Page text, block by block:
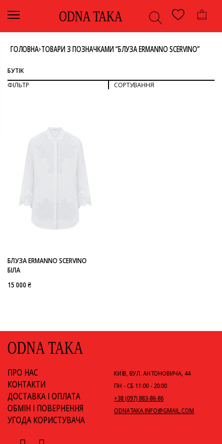
ODNA TAKA
ГОЛОВНА›ТОВАРИ З ПОЗНАЧКАМИ “БЛУЗА ERMANNO SCERVINO”
БУТІК
ФІЛЬТР
СОРТУВАННЯ
БЛУЗА
ВЕРХ
ОДЯГ
КОЛІР
БІЛИЙ
БРЕНД
СОРТУВАТИ ЗА ЦІНОЮ: ВІД ВИЩОЇ ДО НИЖЧОЇ
БЛУЗА ERMANNO SCERVINO
БІЛА
15 000 ₴
ODNA TAKA
ПРО НАС
КОНТАКТИ
ДОСТАВКА І ОПЛАТА
ОБМІН І ПОВЕРНЕННЯ
УГОДА КОРИСТУВАЧА
КИЇВ, ВУЛ. АНТОНОВИЧА, 44
ПН - СБ 11:00 - 20:00
+38 (097) 883-86-86
ODNATAKA.INFO@GMAIL.COM